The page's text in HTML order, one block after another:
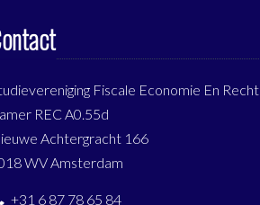
Fiscale Economie En Recht
REC A0.55d
Achtergracht 166
WV Amsterdam
+31 6 87 78 65 84